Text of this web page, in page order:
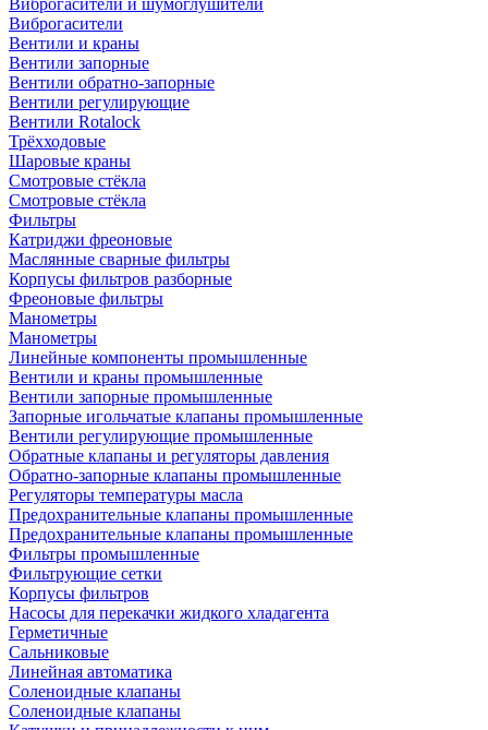
Виброгасители и шумоглушители
Виброгасители
Вентили и краны
Вентили запорные
Вентили обратно-запорные
Вентили регулирующие
Вентили Rotalock
Трёхходовые
Шаровые краны
Смотровые стёкла
Смотровые стёкла
Фильтры
Катриджи фреоновые
Маслянные сварные фильтры
Корпусы фильтров разборные
Фреоновые фильтры
Манометры
Манометры
Линейные компоненты промышленные
Вентили и краны промышленные
Вентили запорные промышленные
Запорные игольчатые клапаны промышленные
Вентили регулирующие промышленные
Обратные клапаны и регуляторы давления
Обратно-запорные клапаны промышленные
Регуляторы температуры масла
Предохранительные клапаны промышленные
Предохранительные клапаны промышленные
Фильтры промышленные
Фильтрующие сетки
Корпусы фильтров
Насосы для перекачки жидкого хладагента
Герметичные
Сальниковые
Линейная автоматика
Соленоидные клапаны
Соленоидные клапаны